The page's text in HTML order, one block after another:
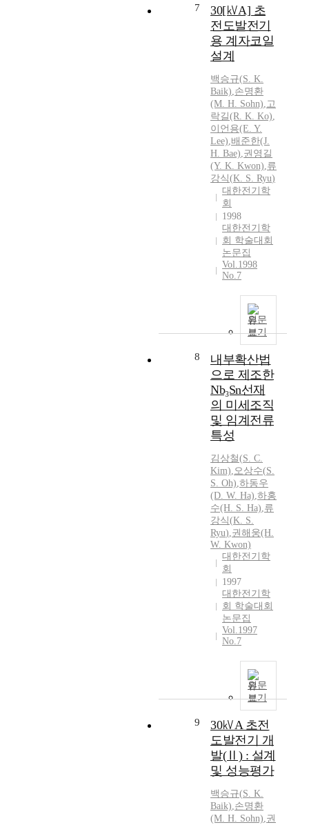
7
30[㎸A] 초
전도발전기
용 계자코일
설계
백승규(S. K.
Baik),손명환
(M. H. Sohn),고
락길(R. K. Ko),
이언용(E. Y.
Lee),배준한(J.
H. Bae),권영길
(Y. K. Kwon),류
강식(K. S. Ryu)
대한전기학
회
1998
대한전기학
회 학술대회
논문집
Vol.1998
No.7
원문
보기
8
내부확산법
으로 제조한
Nb₃Sn선재
의 미세조직
및 임계전류
특성
김상철(S. C.
Kim),오상수(S.
S. Oh),하동우
(D. W. Ha),하홍
수(H. S. Ha),류
강식(K. S.
Ryu),권해웅(H.
W. Kwon)
대한전기학
회
1997
대한전기학
회 학술대회
논문집
Vol.1997
No.7
원문
보기
9
30㎸A 초전
도발전기 개
발(Ⅱ) : 설계
및 성능평가
백승규(S. K.
Baik),손명환
(M. H. Sohn),권